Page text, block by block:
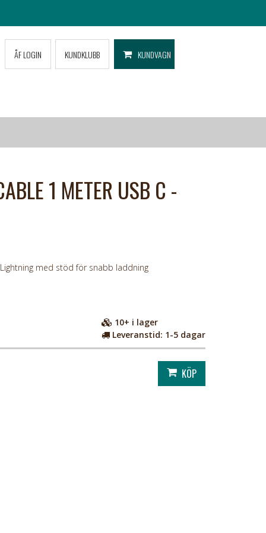
ÅF LOGIN KUNDKLUBB KUNDVAGN
1 METER USB C -
med stöd för snabb laddning
10+ i lager
Leveranstid: 1-5 dagar